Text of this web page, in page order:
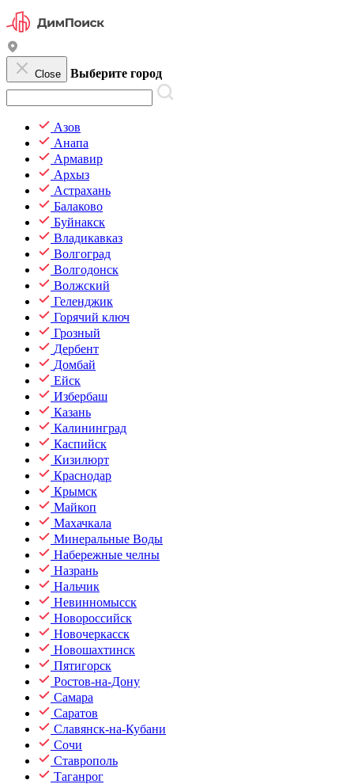
Close Выберите город
Азов
Анапа
Армавир
Архыз
Астрахань
Балаково
Буйнакск
Владикавказ
Волгоград
Волгодонск
Волжский
Геленджик
Горячий ключ
Грозный
Дербент
Домбай
Ейск
Избербаш
Казань
Калининград
Каспийск
Кизилюрт
Краснодар
Крымск
Майкоп
Махачкала
Минеральные Воды
Набережные челны
Назрань
Нальчик
Невинномысск
Новороссийск
Новочеркасск
Новошахтинск
Пятигорск
Ростов-на-Дону
Самара
Саратов
Славянск-на-Кубани
Сочи
Ставрополь
Таганрог